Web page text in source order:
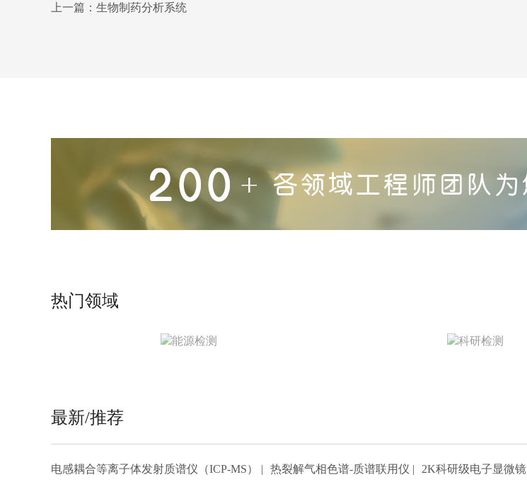
上一篇： 生物制药分析系统
热门领域
能源等领域的科研分析测试服务。
项目数量-9
性的分析测试服务。
项目数量-1902
最新/推荐
电感耦合等离子体发射质谱仪（ICP-MS） | 热裂解气相色谱-质谱联用仪 | 2K科研级电子显微镜